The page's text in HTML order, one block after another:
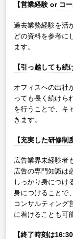
【営業経験 or コ
過去業務経験を活
どの資料を参考に
ます。
【引っ越しても続
オフィスへの出社
っても長く続けら
を行うことで、キ
きます。
【充実した研修制
広告業界未経験者
広告の専門知識は
しっかり身につけ
身につけることで
コンサルティング
に着けることも可
【終了時刻は